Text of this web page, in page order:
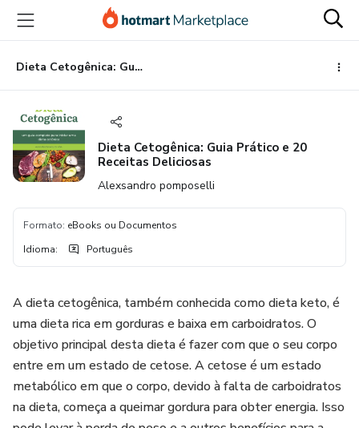
para
conteúdo
principal
para
pagamento
para
rodapé
Dieta Cetogênica: Guia Prático e 20 Receitas Deliciosas
Dieta Cetogênica: Guia Prático e 20
Receitas Deliciosas
Alexsandro pomposelli
Formato: eBooks ou Documentos
Idioma: Português
A dieta cetogênica, também conhecida como dieta keto, é
uma dieta rica em gorduras e baixa em carboidratos. O
objetivo principal desta dieta é fazer com que o seu corpo
entre em um estado de cetose. A cetose é um estado
metabólico em que o corpo, devido à falta de carboidratos
na dieta, começa a queimar gordura para obter energia. Isso